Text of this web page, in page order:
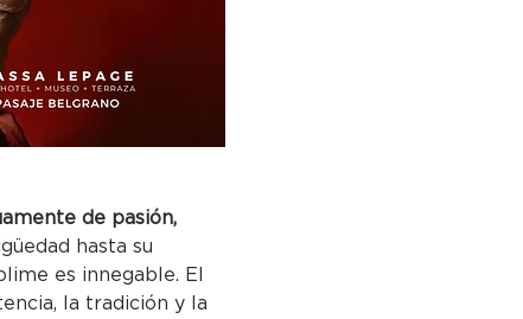
de pasión,
hasta su
es innegable. El
la tradición y la